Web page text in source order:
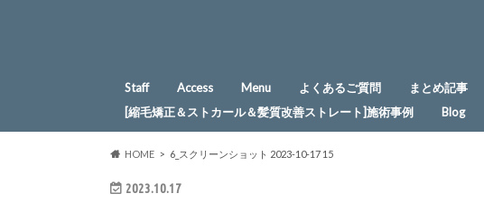
Staff Access Menu よくあるご質問 まとめ記事
[縮毛矯正＆ストカール＆髪質改善ストレート]施術事例
Blog
HOME 6_スクリーンショット 2023-10-17 15
2023.10.17